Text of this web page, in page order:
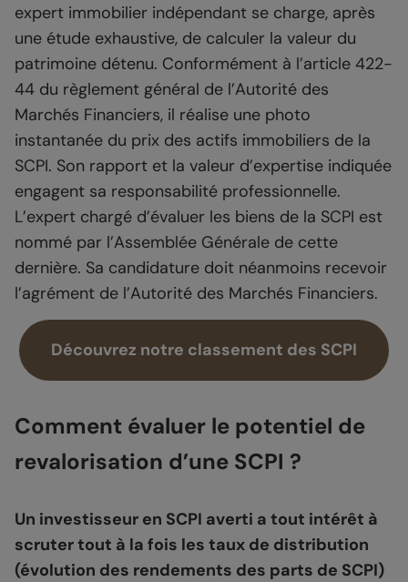
expert immobilier indépendant se charge, après
une étude exhaustive, de calculer la valeur du
patrimoine détenu. Conformément à l’article 422-
44 du règlement général de l’Autorité des
Marchés Financiers, il réalise une photo
instantanée du prix des actifs immobiliers de la
SCPI. Son rapport et la valeur d’expertise indiquée
engagent sa responsabilité professionnelle.
L’expert chargé d’évaluer les biens de la SCPI est
nommé par l’Assemblée Générale de cette
dernière. Sa candidature doit néanmoins recevoir
l’agrément de l’Autorité des Marchés Financiers.
Découvrez notre classement des SCPI
Comment évaluer le potentiel de
revalorisation d’une SCPI ?
Un investisseur en SCPI averti a tout intérêt à
scruter tout à la fois les taux de distribution
(évolution des rendements des parts de SCPI)